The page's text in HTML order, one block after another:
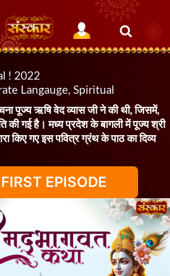
! 2022
Langauge, Spiritual
पूज्य ऋषि वेद व्यास जी ने की थी, जिसमें,
की गई है। मध्य प्रदेश के बागली में पूज्य श्री
किए गए इस पवित्र ग्रंथ के पाठ का दिव्य
EPISODE